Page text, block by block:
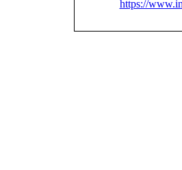
https://